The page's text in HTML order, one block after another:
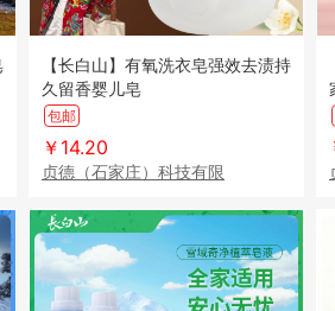
【长白山】有氧洗衣皂强效去渍持
久留香婴儿皂
包邮
￥14.20
贞德（石家庄）科技有限